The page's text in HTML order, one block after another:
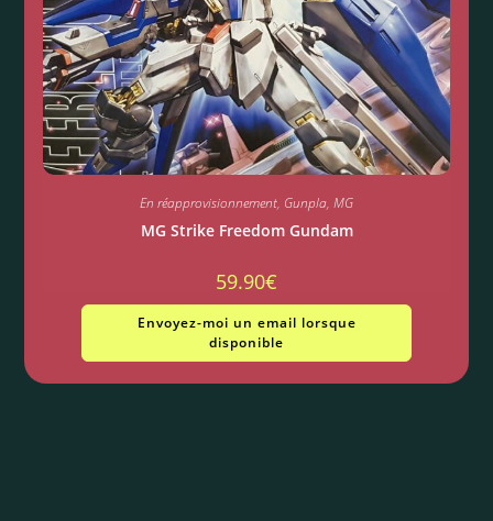
En réapprovisionnement, Gunpla, MG
MG Strike Freedom Gundam
59.90€
Envoyez-moi un email lorsque
disponible